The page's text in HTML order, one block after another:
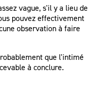
vague, s'il y a lieu de
pouvez effectivement
observation à faire
que l'intimé
à conclure.